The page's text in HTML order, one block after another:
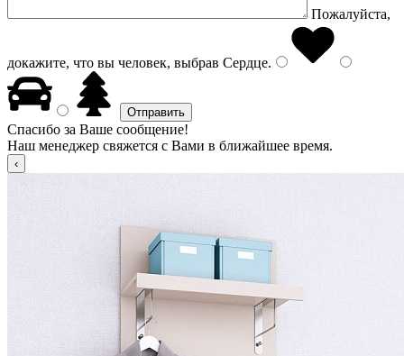
Пожалуйста,
докажите, что вы человек, выбрав Сердце.
Спасибо за Ваше сообщение!
Наш менеджер свяжется с Вами в ближайшее время.